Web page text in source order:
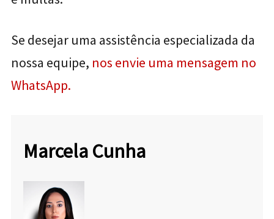
Se desejar uma assistência especializada da
nossa equipe, nos envie uma mensagem no
WhatsApp.
Marcela Cunha